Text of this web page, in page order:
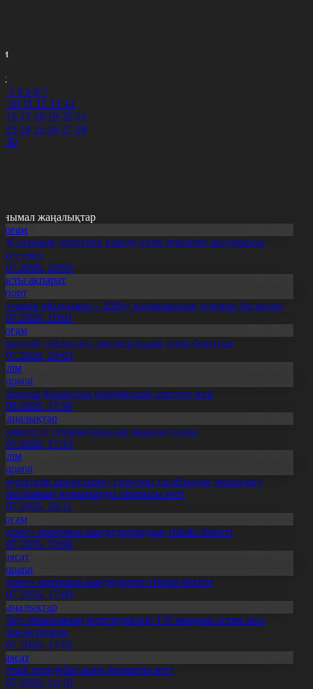
3 4 5 6 7
10 11 12 13 14
16 17 18 19 20 21
23 24 25 26 27 28
30
жаңалықтар
салалық дәрігерге қаралу үшін терапевт жолдамасы
емес
20:05
ақпарат
ойындары – 2026» халықаралық турнирі басталды
10:01
сайлауына үміткерлердің тізімі бекітілді
20:03
Қазақстан өсімдіктерін зерттеп жүр
17:30
теміржолшылар марапатталды
17:15
ұрпақтары» грантын тағайындау жөніндегі
қорытынды отырысы өтті
20:11
партиясы кандидаттардың тізімін бекітті
20:08
партиясы кандидаттар тізімін бекітті
17:00
облысының жүргізушілері 170 мыңнан астам жол
бұзған
17:02
теледебат жаңа форматта өтті
10:18